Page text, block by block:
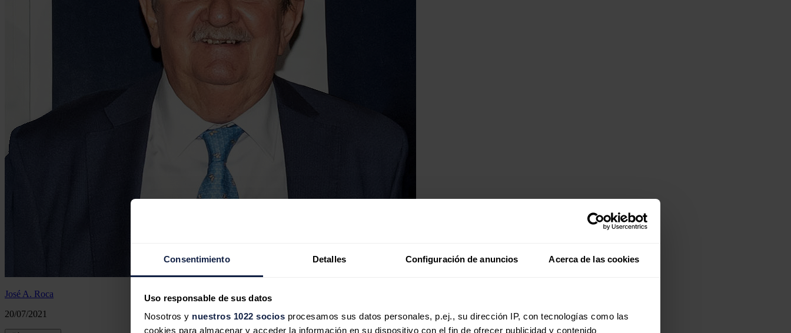
Consentimiento Detalles Configuración de anuncios Acerca de las cookies
Uso responsable de sus datos
Nosotros y nuestros 1022 socios procesamos sus datos personales, p.ej., su dirección IP, con tecnologías como las
cookies para almacenar y acceder la información en su dispositivo con el fin de ofrecer publicidad y contenido
José A. Roca
20/07/2021